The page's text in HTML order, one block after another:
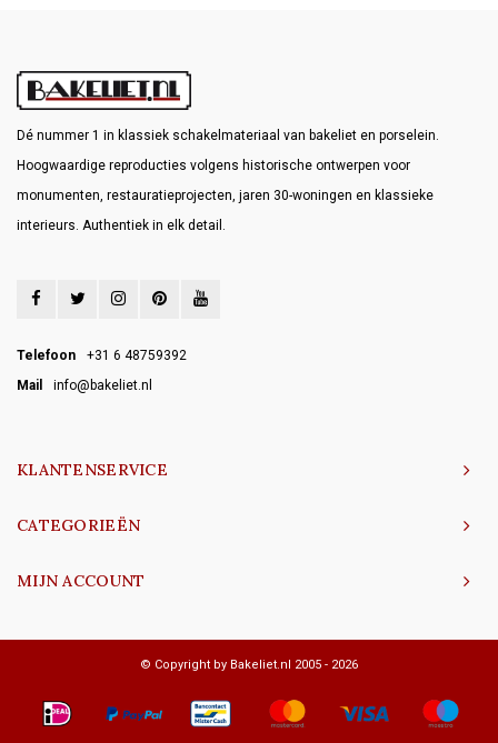
Dé nummer 1 in klassiek schakelmateriaal van bakeliet en porselein.
Hoogwaardige reproducties volgens historische ontwerpen voor
monumenten, restauratieprojecten, jaren 30-woningen en klassieke
interieurs. Authentiek in elk detail.
Telefoon
+31 6 48759392
Mail
info@bakeliet.nl
KLANTENSERVICE
CATEGORIEËN
MIJN ACCOUNT
© Copyright by Bakeliet.nl 2005 - 2026